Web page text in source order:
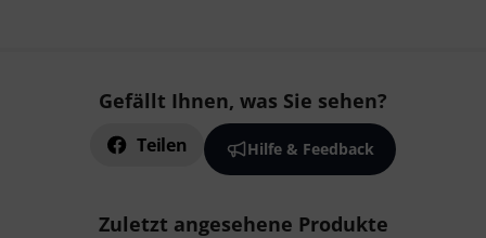
Gefällt Ihnen, was Sie sehen?
Teilen Hilfe & Feedback
Zuletzt angesehene Produkte